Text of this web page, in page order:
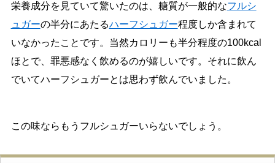
栄養成分を見ていて驚いたのは、糖質が一般的なフルシ
ュガーの半分にあたるハーフシュガー程度しか含まれて
いなかったことです。当然カロリーも半分程度の100kcal
ほとで、罪悪感なく飲めるのが嬉しいです。それに飲ん
でいてハーフシュガーとは思わず飲んでいました。
この味ならもうフルシュガーいらないでしょう。